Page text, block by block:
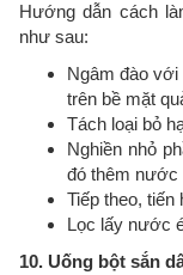
Hướng dẫn cách
như sau:
Ngâm đào
trên bề mặt
Tách loại bỏ
Nghiền nhỏ
đó thêm nước
Tiếp theo, tiến
Lọc lấy nước
10. Uống bột sắn